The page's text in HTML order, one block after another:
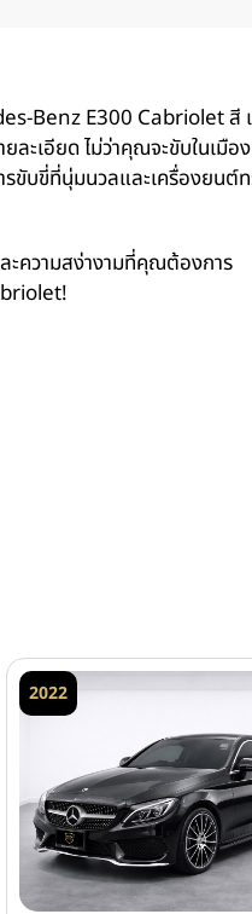
Benz E300 Cabriolet สี
ะเอียด ไม่ว่าคุณจะขับในเมือง
ขับขี่ที่นุ่มนวลและเครื่องยนต์
ะความสง่างามที่คุณต้องการ
2022